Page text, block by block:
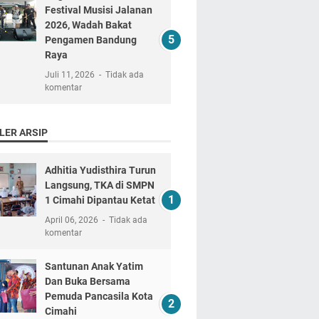
Festival Musisi Jalanan
2026, Wadah Bakat
Pengamen Bandung
Raya
Juli 11, 2026
Tidak ada
komentar
ARSIP
Adhitia Yudisthira Turun
Langsung, TKA di SMPN
1 Cimahi Dipantau Ketat
April 06, 2026
Tidak ada
komentar
Santunan Anak Yatim
Dan Buka Bersama
Pemuda Pancasila Kota
Cimahi